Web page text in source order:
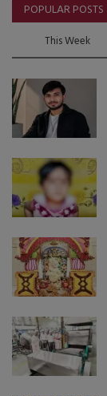
POPULAR POSTS
This Week